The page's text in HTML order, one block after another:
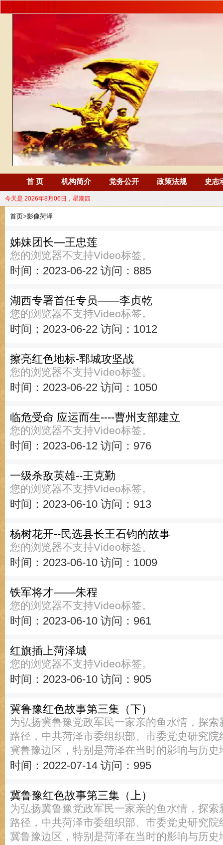
首 页 机构简介 党务公开 政策法规 史志
今天是 2026年8月06日，星期四
首页>影像菏泽
姊妹团长—王忠莲
您的浏览器不支持Video标签。
时间：2023-06-22 访问：885
湖西专署首任专员——李贞乾
您的浏览器不支持Video标签。
时间：2023-06-22 访问：1012
擦亮红色地标-郓城攻坚战
您的浏览器不支持Video标签。
时间：2023-06-22 访问：1050
临危受命 应运而生----曹州支部建立
您的浏览器不支持Video标签。
时间：2023-06-12 访问：976
一级杀敌英雄--王克勤
您的浏览器不支持Video标签。
时间：2023-06-10 访问：913
杨树花开--民选县长王石钧的故事
您的浏览器不支持Video标签。
时间：2023-06-10 访问：1009
铁军将才——朱程
您的浏览器不支持Video标签。
时间：2023-06-10 访问：961
红旗插上菏泽城
您的浏览器不支持Video标签。
时间：2023-06-10 访问：905
冀鲁豫红色故事第三集（下）
为弘扬冀鲁豫党政军民一家亲的鱼水情，探
路径，中共菏泽市委组织部、市委党史研究
冀鲁豫边区，特别是菏泽在当时的影响与历史
时间：2022-07-14 访问：995
冀鲁豫红色故事第三集（上）
为弘扬冀鲁豫党政军民一家亲的鱼水情，探
路径，中共菏泽市委组织部、市委党史研究
冀鲁豫边区，特别是菏泽在当时的影响与历史